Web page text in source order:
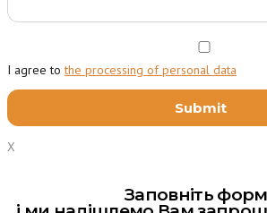
I agree tothe processing of personal data
X
Заповніть